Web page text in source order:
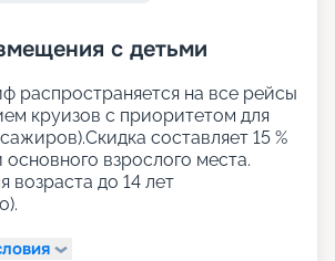
с детьми
распространяется на все рейсы
круизов с приоритетом для
составляет 15 %
взрослого места.
возраста до 14 лет